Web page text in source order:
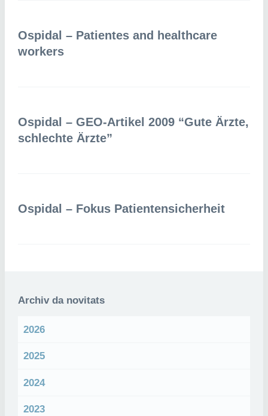
Ospidal – Patientes and healthcare
workers
Ospidal – GEO-Artikel 2009 “Gute Ärzte,
schlechte Ärzte”
Ospidal – Fokus Patientensicherheit
Archiv da novitats
2026
2025
2024
2023